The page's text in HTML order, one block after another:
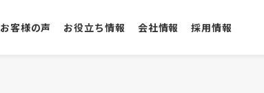
お客様の声 お役立ち情報 会社情報 採用情報